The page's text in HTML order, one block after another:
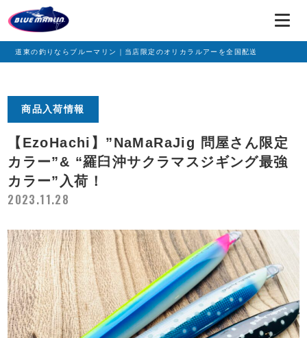
道東の釣りならブルーマリン｜当店限定のオリカラルアーを全国配送
商品入荷情報
【EzoHachi】”NaMaRaJig 問屋さん限定
カラー”& “羅臼沖サクラマスジギング最強
カラー”入荷！
2023.11.28